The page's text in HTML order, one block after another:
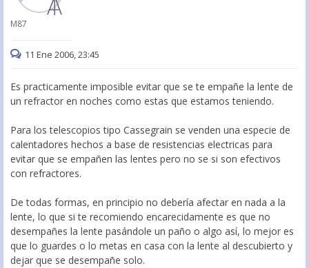
M87
11 Ene 2006, 23:45
Es practicamente imposible evitar que se te empañe la lente de
un refractor en noches como estas que estamos teniendo.
Para los telescopios tipo Cassegrain se venden una especie de
calentadores hechos a base de resistencias electricas para
evitar que se empañen las lentes pero no se si son efectivos
con refractores.
De todas formas, en principio no debería afectar en nada a la
lente, lo que si te recomiendo encarecidamente es que no
desempañes la lente pasándole un paño o algo así, lo mejor es
que lo guardes o lo metas en casa con la lente al descubierto y
dejar que se desempañe solo.